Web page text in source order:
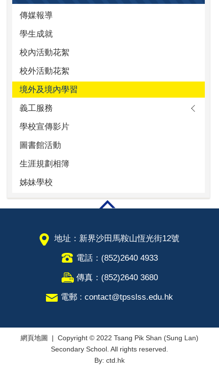
傳媒報導
學生成就
校內活動花絮
校外活動花絮
境外及境內學習
義工服務
學校宣傳影片
圖書館活動
生涯規劃相簿
姊妹學校
地址：新界沙田馬鞍山恆光街12號
電話：(852)2640 4933
傳真：(852)2640 3680
電郵 : contact@tpsslss.edu.hk
網頁地圖
| Copyright © 2022 Tsang Pik Shan (Sung Lan)
Secondary School. All rights reserved.
By: ctd.hk